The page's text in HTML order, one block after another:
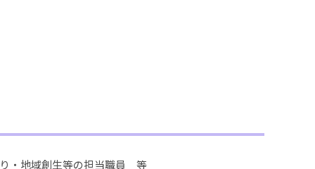
り・地域創生等の担当職員 等